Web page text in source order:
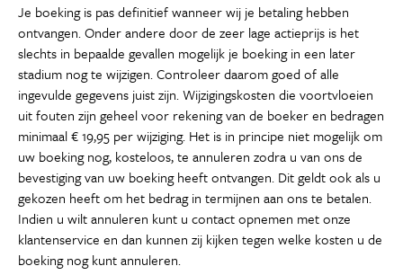
Je boeking is pas definitief wanneer wij je betaling hebben
ontvangen. Onder andere door de zeer lage actieprijs is het
slechts in bepaalde gevallen mogelijk je boeking in een later
stadium nog te wijzigen. Controleer daarom goed of alle
ingevulde gegevens juist zijn. Wijzigingskosten die voortvloeien
uit fouten zijn geheel voor rekening van de boeker en bedragen
minimaal € 19,95 per wijziging. Het is in principe niet mogelijk om
uw boeking nog, kosteloos, te annuleren zodra u van ons de
bevestiging van uw boeking heeft ontvangen. Dit geldt ook als u
gekozen heeft om het bedrag in termijnen aan ons te betalen.
Indien u wilt annuleren kunt u contact opnemen met onze
klantenservice en dan kunnen zij kijken tegen welke kosten u de
boeking nog kunt annuleren.